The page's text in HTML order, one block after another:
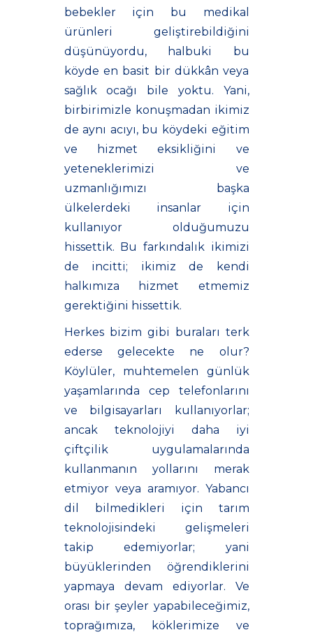
bebekler için bu medikal
ürünleri geliştirebildiğini
düşünüyordu, halbuki bu
köyde en basit bir dükkân veya
sağlık ocağı bile yoktu. Yani,
birbirimizle konuşmadan ikimiz
de aynı acıyı, bu köydeki eğitim
ve hizmet eksikliğini ve
yeteneklerimizi ve
uzmanlığımızı başka
ülkelerdeki insanlar için
kullanıyor olduğumuzu
hissettik. Bu farkındalık ikimizi
de incitti; ikimiz de kendi
halkımıza hizmet etmemiz
gerektiğini hissettik.
Herkes bizim gibi buraları terk
ederse gelecekte ne olur?
Köylüler, muhtemelen günlük
yaşamlarında cep telefonlarını
ve bilgisayarları kullanıyorlar;
ancak teknolojiyi daha iyi
çiftçilik uygulamalarında
kullanmanın yollarını merak
etmiyor veya aramıyor. Yabancı
dil bilmedikleri için tarım
teknolojisindeki gelişmeleri
takip edemiyorlar; yani
büyüklerinden öğrendiklerini
yapmaya devam ediyorlar. Ve
orası bir şeyler yapabileceğimiz,
toprağımıza, köklerimize ve